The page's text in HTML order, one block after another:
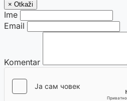
× Otkaži
Ime
Email
Komentar